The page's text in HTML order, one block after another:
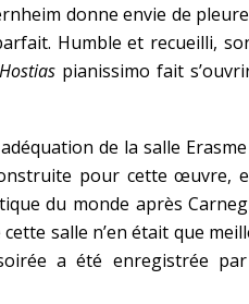
donne envie de
Humble et recueilli,
Hostias pianissimo fait
de la salle
pour cette œuvre,
du monde après
salle n’en était que
a été enregistrée